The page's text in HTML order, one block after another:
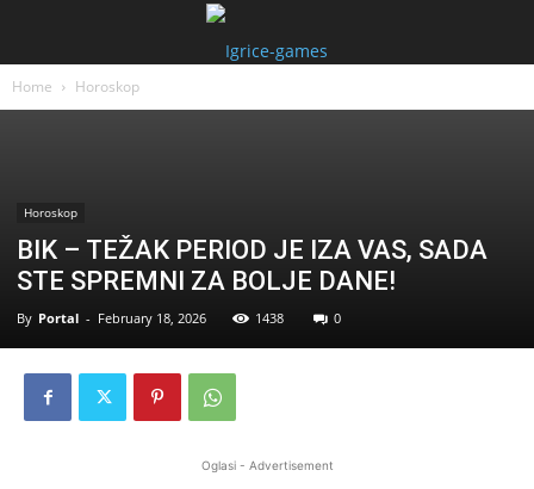
Home Horoskop
Horoskop
BIK – TEŽAK PERIOD JE IZA VAS, SADA
STE SPREMNI ZA BOLJE DANE!
By Portal - February 18, 2026 1438 0
Oglasi - Advertisement